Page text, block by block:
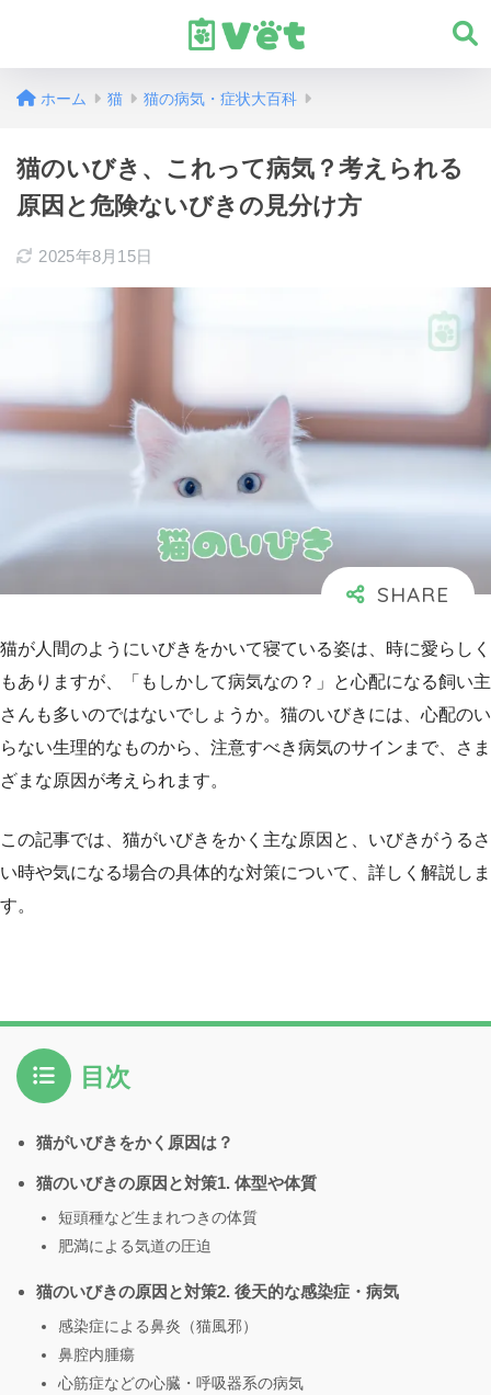
ホーム 猫 猫の病気・症状大百科
猫のいびき、これって病気？考えられる
原因と危険ないびきの見分け方
2025年8月15日
猫が人間のようにいびきをかいて寝ている姿は、時に愛らしく
もありますが、「もしかして病気なの？」と心配になる飼い主
さんも多いのではないでしょうか。猫のいびきには、心配のい
らない生理的なものから、注意すべき病気のサインまで、さま
ざまな原因が考えられます。
この記事では、猫がいびきをかく主な原因と、いびきがうるさ
い時や気になる場合の具体的な対策について、詳しく解説しま
す。
目次
猫がいびきをかく原因は？
猫のいびきの原因と対策1. 体型や体質
短頭種など生まれつきの体質
肥満による気道の圧迫
猫のいびきの原因と対策2. 後天的な感染症・病気
感染症による鼻炎（猫風邪）
鼻腔内腫瘍
心筋症などの心臓・呼吸器系の病気